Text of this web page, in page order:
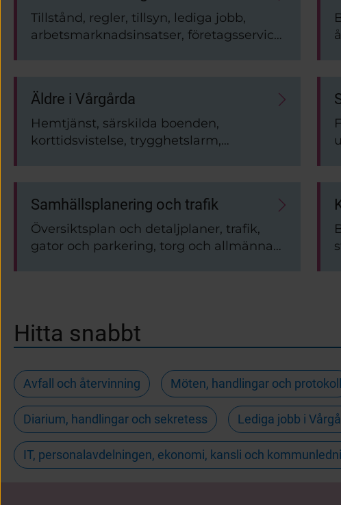
Tillstånd, regler, tillsyn, lediga jobb,
arbetsmarknadsinsatser, företagsservice,
Äldre i Vårgårda
Hemtjänst, särskilda boenden,
korttidsvistelse, trygghetslarm,
Samhällsplanering och trafik
Översiktsplan och detaljplaner, trafik,
gator och parkering, torg och allmänna
Hitta snabbt
Avfall och återvinning Möten, handlingar och protokoll
Diarium, handlingar och sekretess Lediga jobb i
IT, personalavdelningen, ekonomi, kansli och